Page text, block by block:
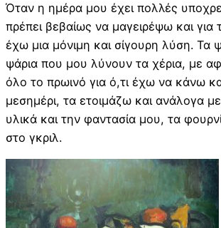
Όταν η ημέρα μου έχει πολλές
πρέπει βεβαίως να μαγειρέψω και για
έχω μια μόνιμη και σίγουρη λύση. Τα
ψάρια που μου λύνουν τα χέρια, με
όλο το πρωινό για ό,τι έχω να κάνω
μεσημέρι, τα ετοιμάζω και ανάλογα
υλικά και την φαντασία μου, τα
στο γκριλ.